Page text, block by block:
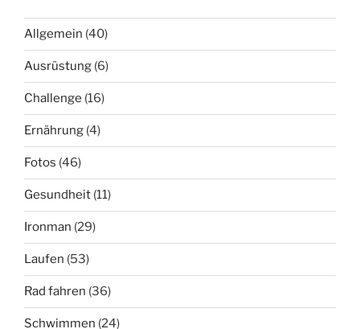
Allgemein (40)
Ausrüstung (6)
Challenge (16)
Ernährung (4)
Fotos (46)
Gesundheit (11)
Ironman (29)
Laufen (53)
Rad fahren (36)
Schwimmen (24)